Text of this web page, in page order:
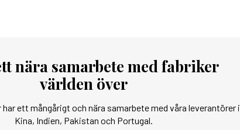
nära samarbete med fabriker
världen över
ett mångårigt och nära samarbete med våra leverantörer i
Kina, Indien, Pakistan och Portugal.